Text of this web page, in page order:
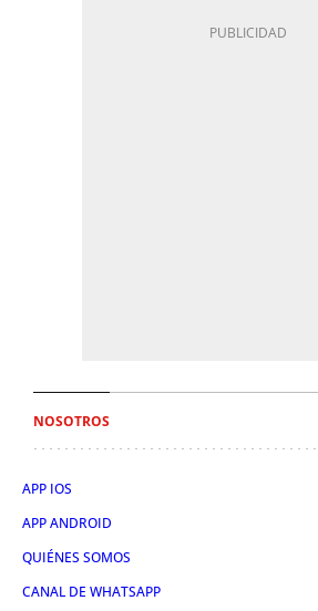
NOSOTROS
APP IOS
APP ANDROID
QUIÉNES SOMOS
CANAL DE WHATSAPP